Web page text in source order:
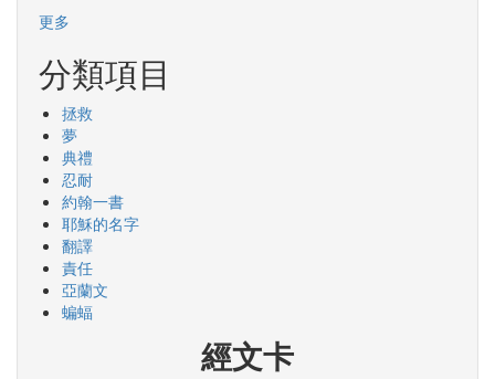
更多
分類項目
拯救
夢
典禮
忍耐
約翰一書
耶穌的名字
翻譯
責任
亞蘭文
蝙蝠
經文卡